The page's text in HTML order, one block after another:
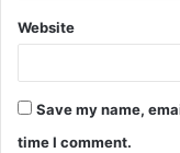
Website
Save my name,
time I comment.